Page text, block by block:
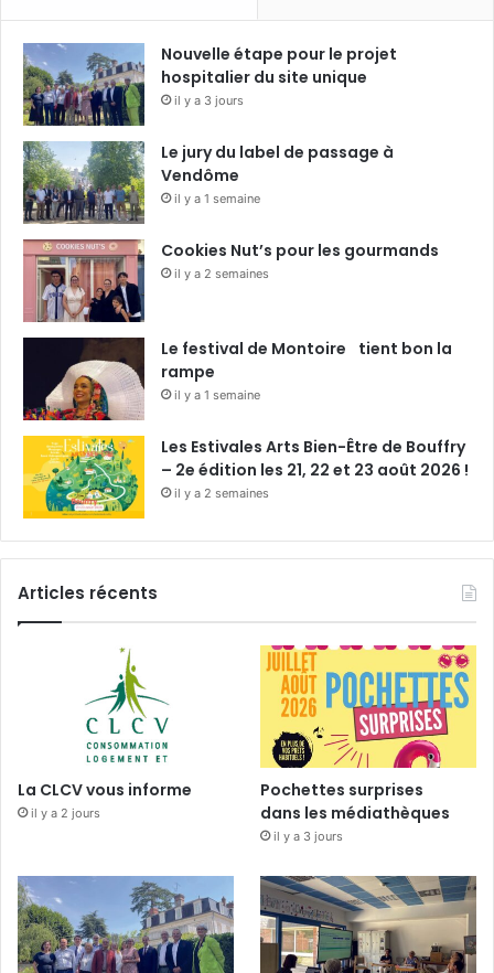
Nouvelle étape pour le projet
hospitalier du site unique
il y a 3 jours
Le jury du label de passage à
Vendôme
il y a 1 semaine
Cookies Nut’s pour les gourmands
il y a 2 semaines
Le festival de Montoire tient bon la
rampe
il y a 1 semaine
Les Estivales Arts Bien-Être de Bouffry
– 2e édition les 21, 22 et 23 août 2026 !
il y a 2 semaines
Articles récents
La CLCV vous informe
il y a 2 jours
Pochettes surprises
dans les médiathèques
il y a 3 jours